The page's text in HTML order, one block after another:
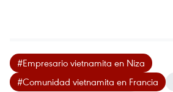
#Empresario vietnamita en Niza
#Comunidad vietnamita en Francia